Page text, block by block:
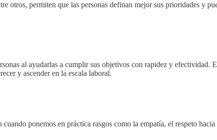
otros, permiten que las personas definan mejor sus prioridades y
al ayudarlas a cumplir sus objetivos con rapidez y efectividad.
y ascender en la escala laboral.
ponemos en práctica rasgos como la empatía, el respeto